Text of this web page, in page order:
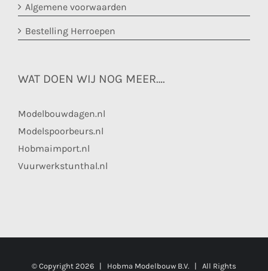
Algemene voorwaarden
Bestelling Herroepen
WAT DOEN WIJ NOG MEER….
Modelbouwdagen.nl
Modelspoorbeurs.nl
Hobmaimport.nl
Vuurwerkstunthal.nl
© Copyright 2026 | Hobma Modelbouw B.V. | All Rights